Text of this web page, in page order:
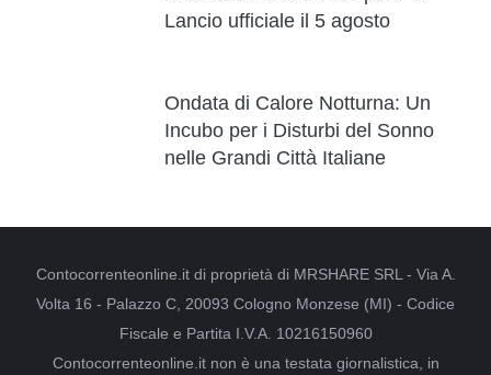
Lancio ufficiale il 5 agosto
Ondata di Calore Notturna: Un
Incubo per i Disturbi del Sonno
nelle Grandi Città Italiane
Contocorrenteonline.it di proprietà di MRSHARE SRL - Via A.
Volta 16 - Palazzo C, 20093 Cologno Monzese (MI) - Codice
Fiscale e Partita I.V.A. 10216150960
Contocorrenteonline.it non è una testata giornalistica, in